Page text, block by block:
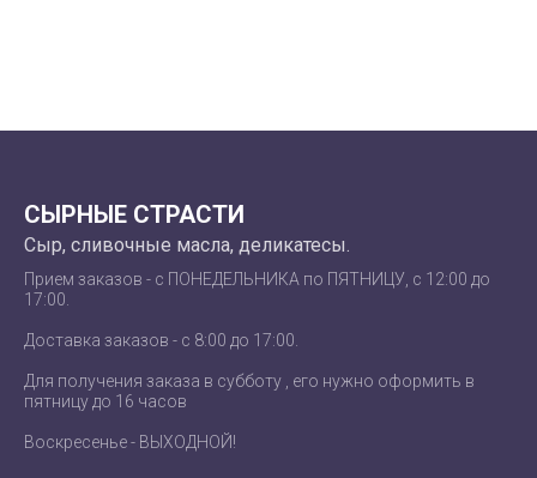
СЫРНЫЕ СТРАСТИ
Сыр, сливочные масла, деликатесы.
Прием заказов - c ПОНЕДЕЛЬНИКА по ПЯТНИЦУ, с 12:00 до
17:00.
Доставка заказов - с 8:00 до 17:00.
Для получения заказа в субботу , его нужно оформить в
пятницу до 16 часов
Воскресенье - ВЫХОДНОЙ!